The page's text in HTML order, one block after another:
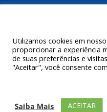
EMPRESA
Controle Ltda. (Uma
Utilizamos cookies em
proporcionar a experiência
de suas preferências e
"Aceitar", você consente
Saiba Mais ACEITAR